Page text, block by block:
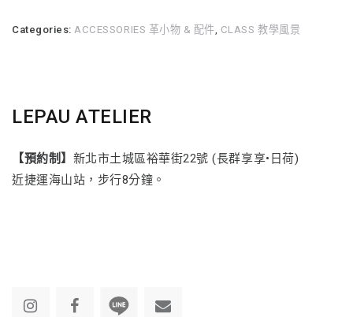
Categories:ACCESSORIES 革小物 & 配件, CLASS 教學風景
LEPAU ATELIER
【預約制】 新北市土城區裕華街22號 (長群享享•日荷)
近捷運海山站，步行8分鐘。